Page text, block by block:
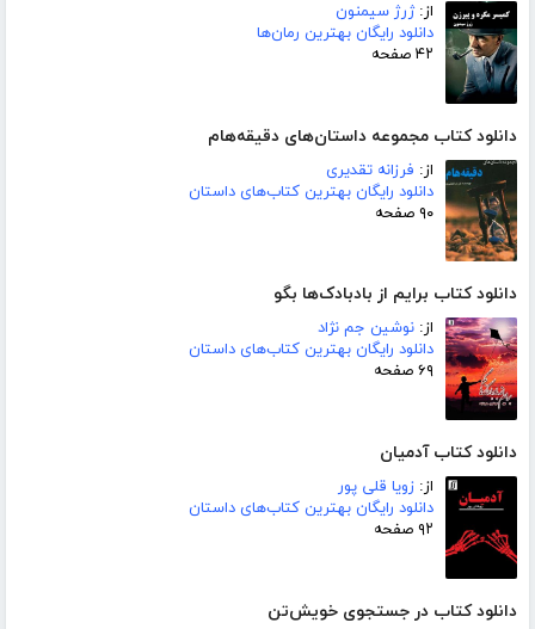
از:ژرژ سیمنون
دانلود رایگان بهترین رمان‌ها
۴۲ صفحه
دانلود کتاب مجموعه داستان‌های دقیقه‌هام
از: فرزانه تقدیری
دانلود رایگان بهترین کتاب‌های داستان
۹۰ صفحه
دانلود کتاب برایم از بادبادک‌ها بگو
از: نوشین جم نژاد
دانلود رایگان بهترین کتاب‌های داستان
۶۹ صفحه
دانلود کتاب آدمیان
از: زویا قلی پور
دانلود رایگان بهترین کتاب‌های داستان
۹۲ صفحه
دانلود کتاب در جستجوی خویش‌تن